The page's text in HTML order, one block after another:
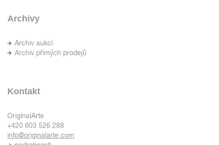
Archivy
Archiv aukcí
Archiv přímých prodejů
Kontakt
OriginalArte
+420 603 526 288
info@originalarte.com